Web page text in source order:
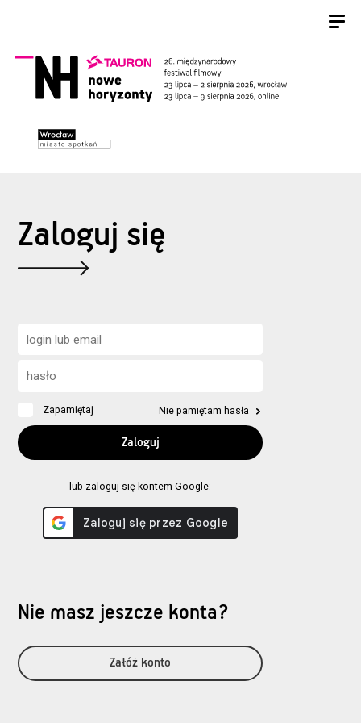
Zaloguj się
Zapamiętaj Nie pamiętam hasła
lub zaloguj się kontem Google:
Nie masz jeszcze konta?
Załóż konto